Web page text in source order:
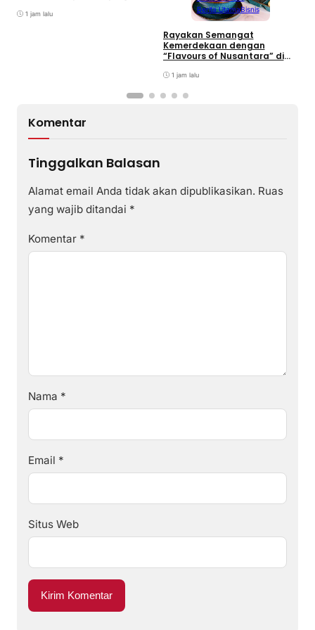
Overstaying dan KUHP Baru
1 jam lalu
Berita UtamaBisnis
Rayakan Semangat
Kemerdekaan dengan
“Flavours of Nusantara” di
Centre
1 jam lalu
Komentar
Tinggalkan Balasan
Alamat email Anda tidak akan dipublikasikan. Ruas
yang wajib ditandai *
Komentar *
Nama *
Email *
Situs Web